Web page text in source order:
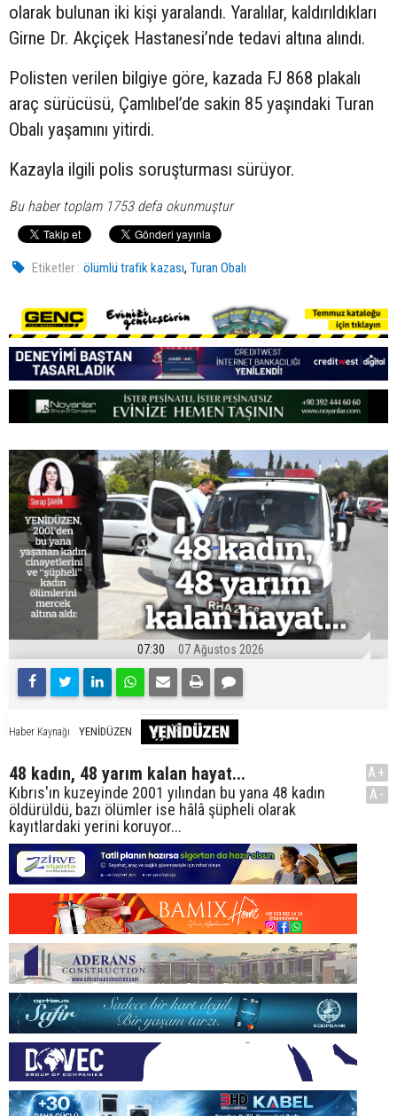
olarak bulunan iki kişi yaralandı. Yaralılar, kaldırıldıkları
Girne Dr. Akçiçek Hastanesi’nde tedavi altına alındı.
Polisten verilen bilgiye göre, kazada FJ 868 plakalı
araç sürücüsü, Çamlıbel’de sakin 85 yaşındaki Turan
Obalı yaşamını yitirdi.
Kazayla ilgili polis soruşturması sürüyor.
Bu haber toplam 1753 defa okunmuştur
Etiketler : ölümlü trafik kazası,Turan Obalı
07:30 07 Ağustos 2026
Haber Kaynağı YENİDÜZEN
48 kadın, 48 yarım kalan hayat...
Kıbrıs'ın kuzeyinde 2001 yılından bu yana 48 kadın
öldürüldü, bazı ölümler ise hâlâ şüpheli olarak
kayıtlardaki yerini koruyor...
A+
A-